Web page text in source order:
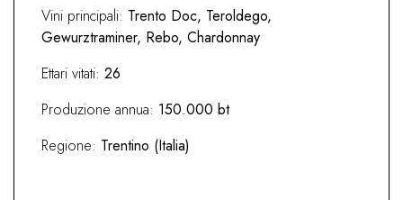
Vini principali: Trento Doc, Teroldego,
Gewurztraminer, Rebo, Chardonnay
Ettari vitati: 26
Produzione annua: 150.000 bt
Regione: Trentino (Italia)